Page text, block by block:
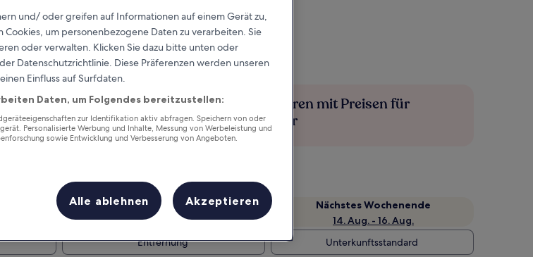
Prämien für jede
Übernachtung
Mehr sparen mit Preisen für
Mitglieder
Dieses Wochenende
7. Aug. - 9. Aug.
Nächstes Wochenende
14. Aug. - 16. Aug.
Entfernung Unterkunftsstandard
und/ oder greifen auf Informationen auf einem Gerät zu,
um personenbezogene Daten zu verarbeiten. Sie
oder verwalten. Klicken Sie dazu bitte unten oder
Datenschutzrichtlinie. Diese Präferenzen werden unseren
Einfluss auf Surfdaten.
Daten, um Folgendes bereitzustellen:
zur Identifikation aktiv abfragen. Speichern von oder
Personalisierte Werbung und Inhalte, Messung von Werbeleistung und
sowie Entwicklung und Verbesserung von Angeboten.
Alle ablehnen Akzeptieren